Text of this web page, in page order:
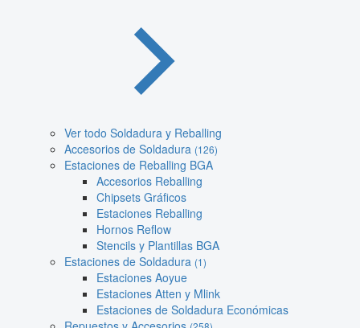
Ver todo Soldadura y Reballing
Accesorios de Soldadura (126)
Estaciones de Reballing BGA
Accesorios Reballing
Chipsets Gráficos
Estaciones Reballing
Hornos Reflow
Stencils y Plantillas BGA
Estaciones de Soldadura (1)
Estaciones Aoyue
Estaciones Atten y Mlink
Estaciones de Soldadura Económicas